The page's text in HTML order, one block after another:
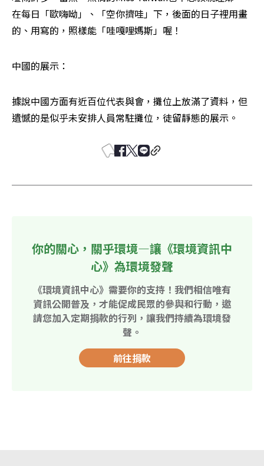
在每日「歐嗨呦」、「空你擠哇」下，後面的日子裡用畫
的、用寫的，照樣能「哇嘎哩媽斯」喔！
中國的展示：
據說中國方面有近百位代表與會，攤位上放滿了資料，但
遺憾的是似乎未安排人員常駐攤位，徒留靜態的展示。
你的關心，關乎環境—讓《環境資訊中
心》為環境發聲
《環境資訊中心》需要你的支持！我們相信唯有
資訊公開普及，才能促成民眾的參與和行動，邀
請您加入定期捐款的行列，讓我們持續為環境發
聲。
前往捐款